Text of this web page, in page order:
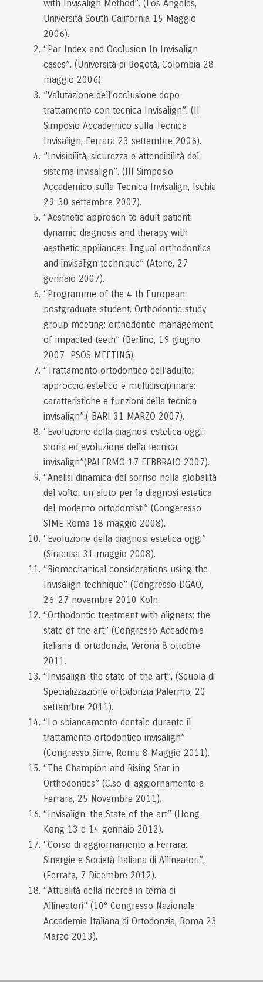
with Invisalign Method”. (Los Angeles,
Università South California 15 Maggio
2006).
“Par Index and Occlusion In Invisalign
cases”. (Università di Bogotà, Colombia 28
maggio 2006).
”Valutazione dell’occlusione dopo
trattamento con tecnica Invisalign”. (II
Simposio Accademico sulla Tecnica
Invisalign, Ferrara 23 settembre 2006).
”Invisibilità, sicurezza e attendibilità del
sistema invisalign”. (III Simposio
Accademico sulla Tecnica Invisalign, Ischia
29-30 settembre 2007).
“Aesthetic approach to adult patient:
dynamic diagnosis and therapy with
aesthetic appliances: lingual orthodontics
and invisalign technique” (Atene, 27
gennaio 2007).
“Programme of the 4 th European
postgraduate student. Orthodontic study
group meeting: orthodontic management
of impacted teeth” (Berlino, 19 giugno
2007 PSOS MEETING).
“Trattamento ortodontico dell’adulto:
approccio estetico e multidisciplinare:
caratteristiche e funzioni della tecnica
invisalign”.( BARI 31 MARZO 2007).
“Evoluzione della diagnosi estetica oggi:
storia ed evoluzione della tecnica
invisalign”(PALERMO 17 FEBBRAIO 2007).
“Analisi dinamica del sorriso nella globalità
del volto: un aiuto per la diagnosi estetica
del moderno ortodontisti” (Congeresso
SIME Roma 18 maggio 2008).
“Evoluzione della diagnosi estetica oggi”
(Siracusa 31 maggio 2008).
“Biomechanical considerations using the
Invisalign technique” (Congresso DGAO,
26-27 novembre 2010 Koln.
“Orthodontic treatment with aligners: the
state of the art” (Congresso Accademia
italiana di ortodonzia, Verona 8 ottobre
2011.
“Invisalign: the state of the art”, (Scuola di
Specializzazione ortodonzia Palermo, 20
settembre 2011).
“Lo sbiancamento dentale durante il
trattamento ortodontico invisalign”
(Congresso Sime, Roma 8 Maggio 2011).
“The Champion and Rising Star in
Orthodontics” (C.so di aggiornamento a
Ferrara, 25 Novembre 2011).
“Invisalign: the State of the art” (Hong
Kong 13 e 14 gennaio 2012).
“Corso di aggiornamento a Ferrara:
Sinergie e Società Italiana di Allineatori”,
(Ferrara, 7 Dicembre 2012).
“Attualità della ricerca in tema di
Allineatori” (10° Congresso Nazionale
Accademia Italiana di Ortodonzia, Roma 23
Marzo 2013).